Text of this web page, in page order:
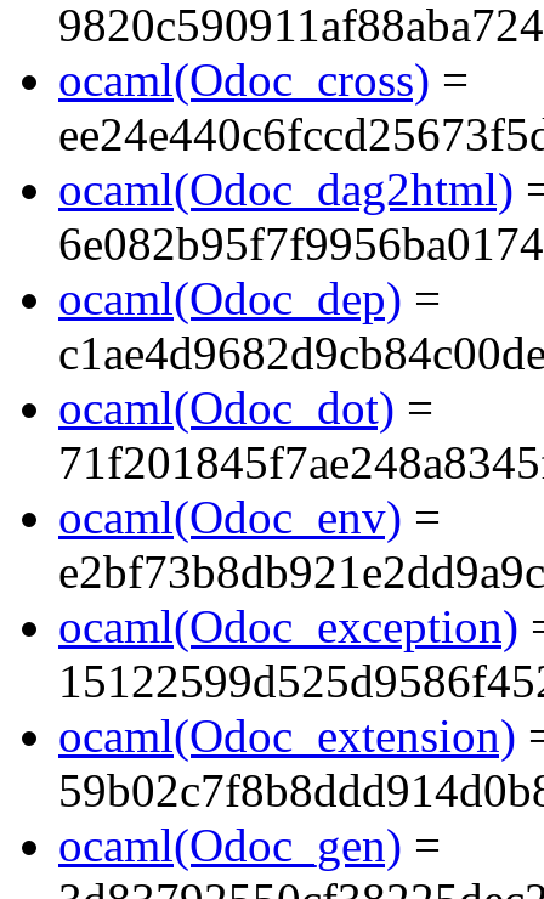
ocaml(Odoc_cross) =
ocaml(Odoc_dag2html)
ocaml(Odoc_dep) =
ocaml(Odoc_dot) =
ocaml(Odoc_env) =
ocaml(Odoc_exception)
ocaml(Odoc_extension)
ocaml(Odoc_gen) =